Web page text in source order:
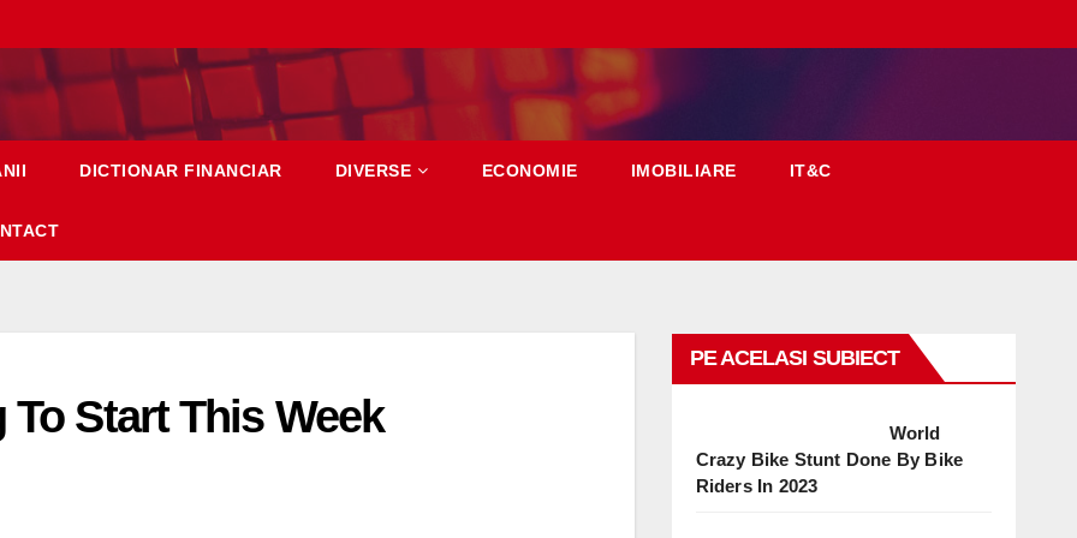
DICTIONAR FINANCIAR DIVERSE ECONOMIE IMOBILIARE IT&C
Start This Week
PE ACELASI SUBIECT
World
Crazy Bike Stunt Done By Bike
Riders In 2023